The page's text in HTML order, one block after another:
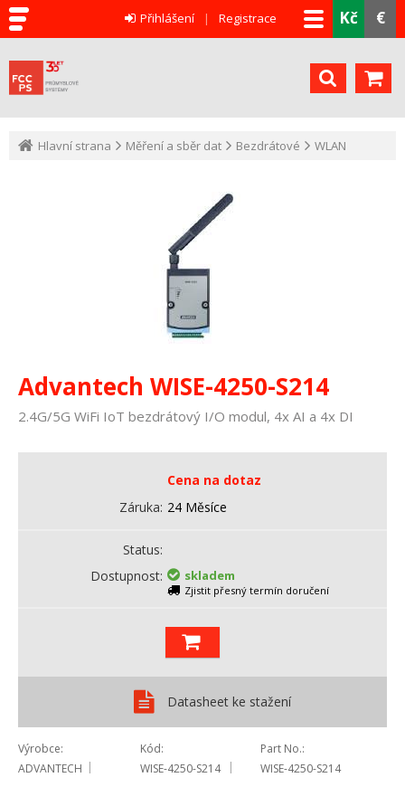
Kč €
Přihlášení Registrace
Hlavní strana Měření a sběr dat Bezdrátové WLAN
Advantech WISE-4250-S214
2.4G/5G WiFi IoT bezdrátový I/O modul, 4x AI a 4x DI
Cena na dotaz
Záruka 24 Měsíce
Status
Dostupnost
skladem
Zjistit přesný termín doručení
Datasheet ke stažení
Výrobce
ADVANTECH
Kód
WISE-4250-S214
Part No.
WISE-4250-S214